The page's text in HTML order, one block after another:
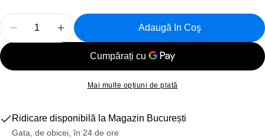
Reduceți Cantitatea Pentru Ghidon Bicicleta Curbat
Creșteți Cantitatea Pentru Ghidon
Adaugă In Coş
Mai multe opțiuni de plată
Ridicare disponibilă la Magazin București
Gata, de obicei, în 24 de ore